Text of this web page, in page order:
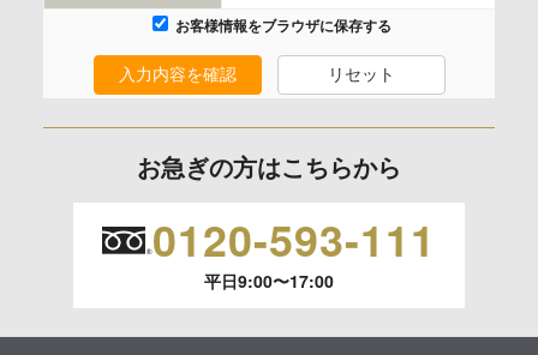
委託の有無
利用目的の通知、開示、内容の訂正、追加または削除、利用
います。）に応じます。
開示等のご請求は、下記お問い合わせ先窓口へご連絡願いま
す。
お客様情報をブラウザに保存する
入力内容を確認 リセット
お急ぎの方はこちらから
0120-593-111
平日9:00〜17:00